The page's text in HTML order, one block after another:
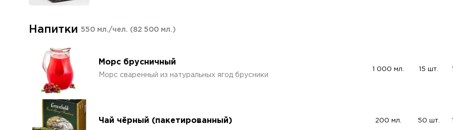
Напитки 550 мл./чел. (82 500 мл.)
Морс брусничный
Морс сваренный из натуральных ягод брусники
1 000 мл. 15 шт.
Чай чёрный (пакетированный) 200 мл. 50 шт.